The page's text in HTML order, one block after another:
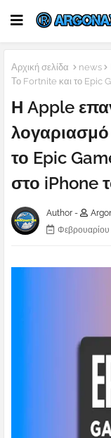
Αρχική σελίδα news
Το Fortnite και το Epic
Η Apple
λογαριασμό
το Epic
στο iPhone
Author -
Φεβρουαρίου